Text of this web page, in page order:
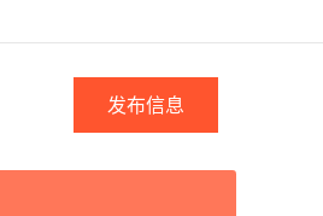
发布信息